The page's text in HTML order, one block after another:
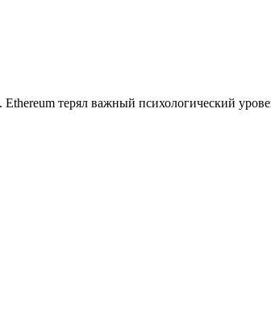
терял важный психологический